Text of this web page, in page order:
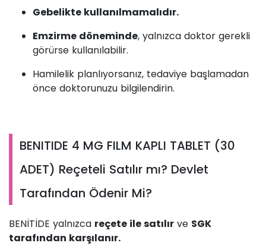
Gebelikte kullanılmamalıdır.
Emzirme döneminde, yalnızca doktor gerekli
görürse kullanılabilir.
Hamilelik planlıyorsanız, tedaviye başlamadan
önce doktorunuzu bilgilendirin.
BENITIDE 4 MG FILM KAPLI TABLET (30
ADET) Reçeteli Satılır mı? Devlet
Tarafından Ödenir Mi?
BENİTİDE yalnızca reçete ile satılır ve SGK
tarafından karşılanır.